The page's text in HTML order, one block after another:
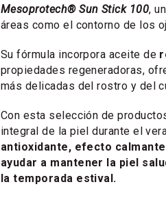
Mesoprotech® Sun Stick 100,
áreas como el contorno de los
Su fórmula incorpora aceite de
propiedades regeneradoras,
más delicadas del rostro y del
Con esta selección de
integral de la piel durante el
antioxidante, efecto
ayudar a mantener la piel
la temporada estival.